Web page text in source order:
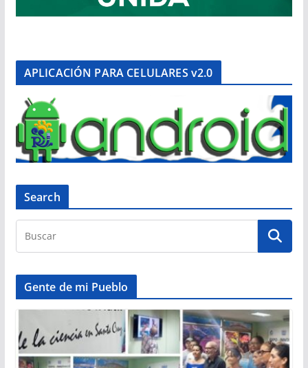
APLICACIÓN PARA CELULARES v2.0
Search
Gente de mi Pueblo